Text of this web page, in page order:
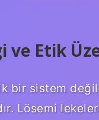
ve Etik
bir sistem
Lösemi